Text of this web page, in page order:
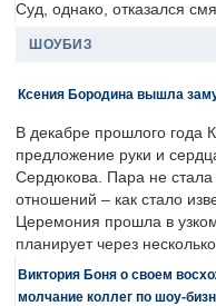
Суд, однако, отказался
ШОУБИЗ
Ксения Бородина вышла
В декабре прошлого года
предложение руки и
Сердюкова. Пара не
отношений – как стало
Церемония прошла в
планирует через
Виктория Боня о своем
молчание коллег по шоу-